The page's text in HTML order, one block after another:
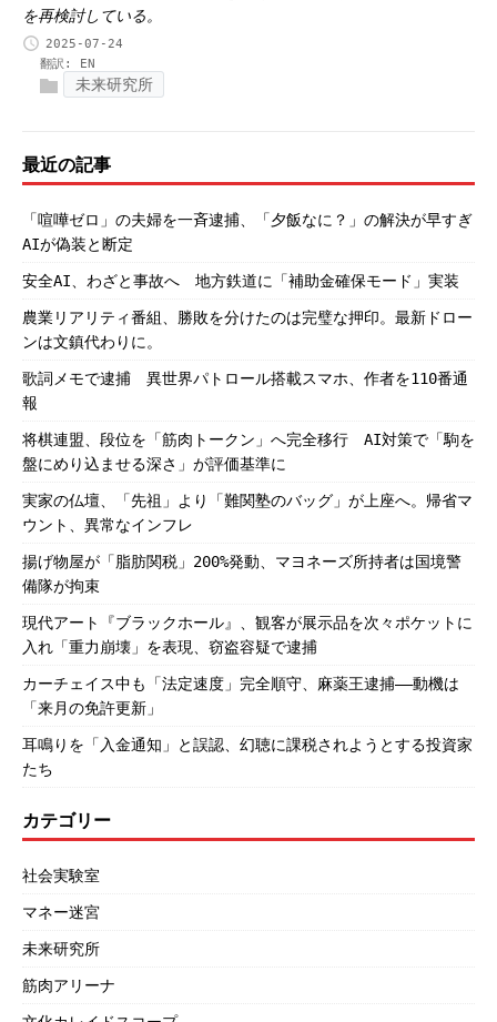
を再検討している。
2025-07-24
翻訳: EN
未来研究所
最近の記事
「喧嘩ゼロ」の夫婦を一斉逮捕、「夕飯なに？」の解決が早すぎ
AIが偽装と断定
安全AI、わざと事故へ 地方鉄道に「補助金確保モード」実装
農業リアリティ番組、勝敗を分けたのは完璧な押印。最新ドロー
ンは文鎮代わりに。
歌詞メモで逮捕 異世界パトロール搭載スマホ、作者を110番通
報
将棋連盟、段位を「筋肉トークン」へ完全移行 AI対策で「駒を
盤にめり込ませる深さ」が評価基準に
実家の仏壇、「先祖」より「難関塾のバッグ」が上座へ。帰省マ
ウント、異常なインフレ
揚げ物屋が「脂肪関税」200%発動、マヨネーズ所持者は国境警
備隊が拘束
現代アート『ブラックホール』、観客が展示品を次々ポケットに
入れ「重力崩壊」を表現、窃盗容疑で逮捕
カーチェイス中も「法定速度」完全順守、麻薬王逮捕――動機は
「来月の免許更新」
耳鳴りを「入金通知」と誤認、幻聴に課税されようとする投資家
たち
カテゴリー
社会実験室
マネー迷宮
未来研究所
筋肉アリーナ